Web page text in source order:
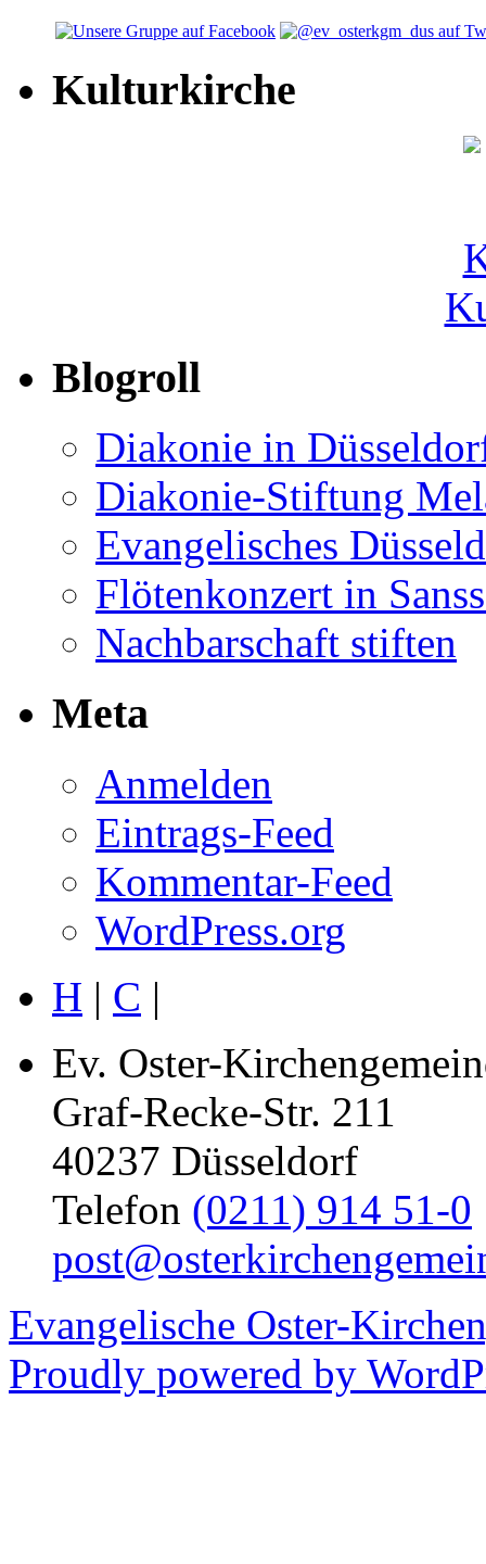
Kulturkirche
Blogroll
Diakonie in
Diakonie-Stiftung
Evangelisches
Flötenkonzert in
Nachbarschaft stiften
Meta
Anmelden
Eintrags-Feed
Kommentar-Feed
WordPress.org
H | C |
Ev. Oster-
Graf-Recke-Str. 211
40237 Düsseldorf
Telefon (0211) 914 51-0
Evangelische Oster-
Proudly powered by